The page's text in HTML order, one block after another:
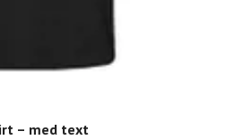
– med text